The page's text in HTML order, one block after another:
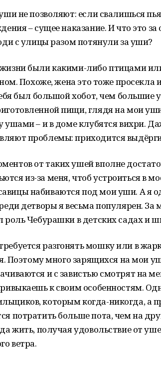
не позволяют: если свалишься
– сущее наказание. И что это за
с улицы разом потянули за уши?
были какими-либо птицами
Похоже, жена это тоже просекла
был большой хобот, чем большие
пищи, глядя на мои
ушами – и в доме клубятся вихри.
проблемы: приходится
от таких ушей вполне
из-за меня, чтоб устроиться в
набиваются под мои уши. А я
детворы я весьма популярен. За
роль Чебурашки в детских садах и
разгонять мошку или в
Поэтому много зарящихся на мои
и с завистью смотрят на
к своим особенностям.
которым когда-никогда, а
потратить больше пота, чем на
жить, получая удовольствие от
ветра.